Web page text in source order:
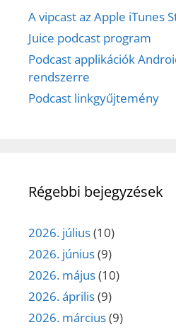
A vipcast az Apple iTunes
Juice podcast program
Podcast applikációk
rendszerre
Podcast linkgyűjtemény
Régebbi bejegyzések
2026. július(10)
2026. június(9)
2026. május(10)
2026. április(9)
2026. március(9)